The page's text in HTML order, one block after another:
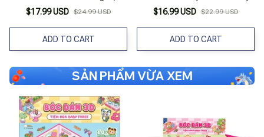
$17.99 USD $24.99 USD
ADD TO CART
$16.99 USD $22.99 USD
ADD TO CART
SẢN PHẨM VỪA XEM